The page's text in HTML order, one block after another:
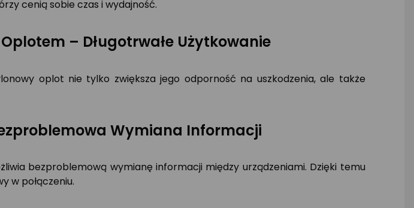
cenią sobie czas i wydajność.
– Długotrwałe Użytkowanie
oplot nie tylko zwiększa jego odporność na uszkodzenia, ale także
Wymiana Informacji
bezproblemową wymianę informacji między urządzeniami. Dzięki temu
w połączeniu.